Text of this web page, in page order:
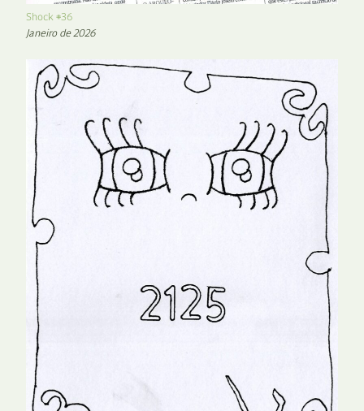
Shock #36
Janeiro de 2026